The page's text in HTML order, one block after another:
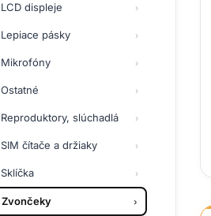
LCD displeje
Lepiace pásky
Mikrofóny
Ostatné
Reproduktory, slúchadlá
SIM čítače a držiaky
Sklíčka
Zvončeky